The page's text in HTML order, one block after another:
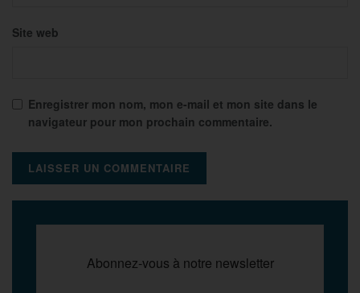
Site web
Enregistrer mon nom, mon e-mail et mon site dans le
navigateur pour mon prochain commentaire.
Abonnez-vous à notre newsletter